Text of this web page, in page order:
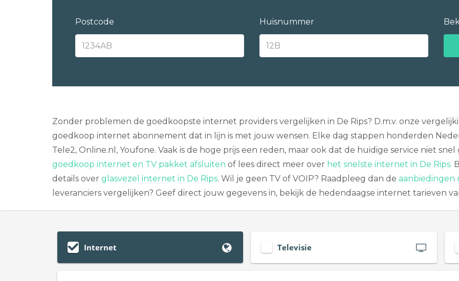
Postcode Huisnummer
Zonder problemen de goedkoopste internet providers vergelijken in De Rips? D.m.v. onze
goedkoop internet abonnement dat in lijn is met jouw wensen. Elke dag stappen honderden
Tele2, Online.nl, Youfone. Vaak is de hoge prijs een reden, maar ook dat de huidige service niet
goedkoop internet en TV pakket afsluiten of lees direct meer over het snelste internet in De Rips.
details over glasvezel internet in De Rips. Wil je geen TV of VOIP? Raadpleeg dan de aanbiedingen
leveranciers vergelijken? Geef direct jouw gegevens in, bekijk de hedendaagse internet tarieven
Internet Televisie